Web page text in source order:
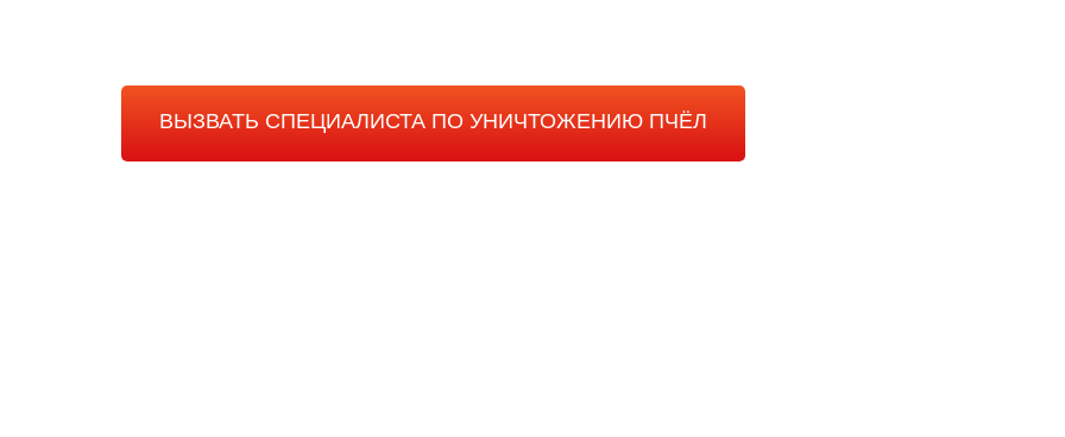
ВЫЗВАТЬ СПЕЦИАЛИСТА ПО УНИЧТОЖЕНИЮ ПЧЁЛ